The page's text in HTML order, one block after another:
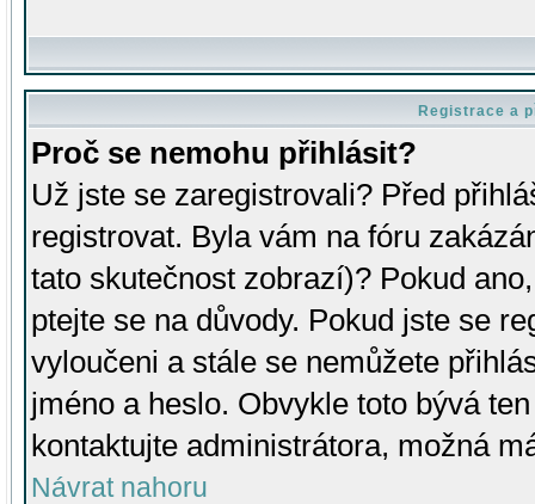
Registrace a
Proč se nemohu přihlásit?
Už jste se zaregistrovali? Před
registrovat. Byla vám na fóru
tato skutečnost zobrazí)? Pokud
ptejte se na důvody. Pokud jste se
vyloučeni a stále se nemůžete
jméno a heslo. Obvykle toto bývá
kontaktujte administrátora, možná
Návrat nahoru